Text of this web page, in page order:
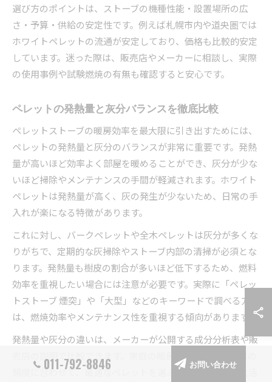
選び方のポイントは、ストーブの機種性能・設置場所の広
さ・予算・供給の安定性です。例えば札幌市内や道央圏では
ホワイトペレットの流通が安定しており、価格も比較的安定
しています。迷った際は、販売店やメーカーに相談し、実際
の使用事例や試験燃焼の有無も確認すると安心です。
ペレットの発熱量と灰分バランスを徹底比較
ペレットストーブの暖房効率を最大限に引き出すためには、
ペレットの発熱量と灰分のバランスが非常に重要です。発熱
量が高いほど効率よく部屋を暖めることができ、灰分が少な
いほど掃除やメンテナンスの手間が軽減されます。ホワイト
ペレットは発熱量が高く、灰の発生が少ないため、日常の手
入れが楽になる特徴があります。
これに対し、バークペレットや全木ペレットは灰分が多くな
りがちで、定期的な灰掃除やストーブ内部の清掃が必須とな
ります。発熱量も樹皮の割合が多いほど低下するため、燃料
効率を重視したい場合には注意が必要です。実際に「ペレッ
トストーブ 煙突」や「大型」などのキーワードで調べる方
は、燃焼効率やメンテナンス性を重視する傾向があります。
発熱量や灰分の違いは、メーカーが公開する成分分析表や販
売店の説明で比較できます。家庭の暖房スタイルや、掃除の
頻度に合わせて、最適なペレットを選ぶことが快適な冬生活
011-792-8846 お問い合わせ